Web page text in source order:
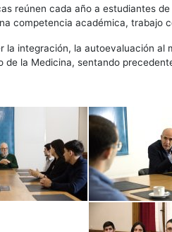
reúnen cada año a estudiantes
competencia académica,
la integración, la autoevaluación
de la Medicina, sentando